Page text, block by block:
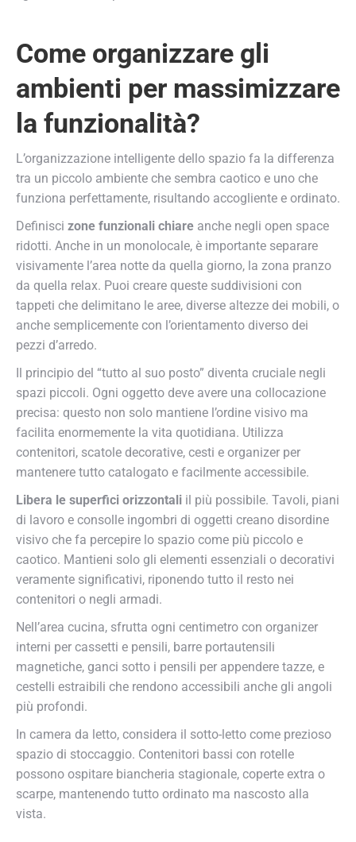
Come organizzare gli
ambienti per massimizzare
la funzionalità?
L’organizzazione intelligente dello spazio fa la differenza
tra un piccolo ambiente che sembra caotico e uno che
funziona perfettamente, risultando accogliente e ordinato.
Definisci zone funzionali chiare anche negli open space
ridotti. Anche in un monolocale, è importante separare
visivamente l’area notte da quella giorno, la zona pranzo
da quella relax. Puoi creare queste suddivisioni con
tappeti che delimitano le aree, diverse altezze dei mobili, o
anche semplicemente con l’orientamento diverso dei
pezzi d’arredo.
Il principio del “tutto al suo posto” diventa cruciale negli
spazi piccoli. Ogni oggetto deve avere una collocazione
precisa: questo non solo mantiene l’ordine visivo ma
facilita enormemente la vita quotidiana. Utilizza
contenitori, scatole decorative, cesti e organizer per
mantenere tutto catalogato e facilmente accessibile.
Libera le superfici orizzontali il più possibile. Tavoli, piani
di lavoro e consolle ingombri di oggetti creano disordine
visivo che fa percepire lo spazio come più piccolo e
caotico. Mantieni solo gli elementi essenziali o decorativi
veramente significativi, riponendo tutto il resto nei
contenitori o negli armadi.
Nell’area cucina, sfrutta ogni centimetro con organizer
interni per cassetti e pensili, barre portautensili
magnetiche, ganci sotto i pensili per appendere tazze, e
cestelli estraibili che rendono accessibili anche gli angoli
più profondi.
In camera da letto, considera il sotto-letto come prezioso
spazio di stoccaggio. Contenitori bassi con rotelle
possono ospitare biancheria stagionale, coperte extra o
scarpe, mantenendo tutto ordinato ma nascosto alla
vista.